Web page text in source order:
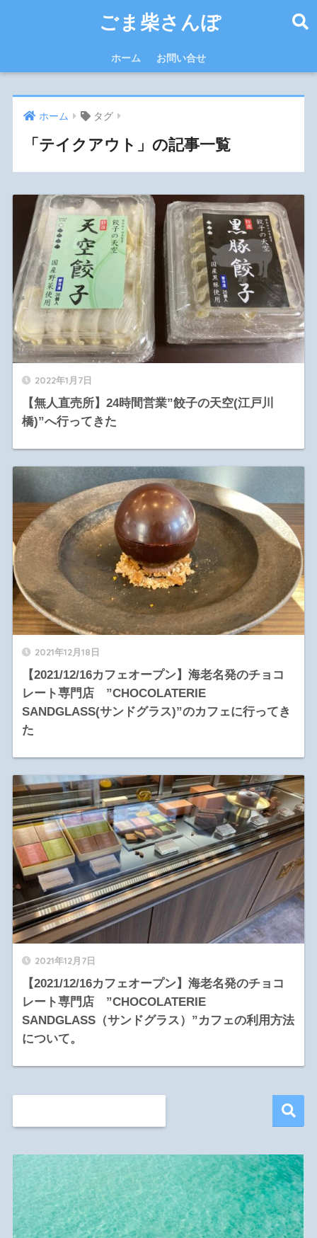
ごま柴さんぽ
ホーム お問い合せ
ホーム タグ
「テイクアウト」の記事一覧
2022年1月7日
【無人直売所】24時間営業”餃子の天空(江戸川
橋)”へ行ってきた
2021年12月18日
【2021/12/16カフェオープン】海老名発のチョコ
レート専門店 ”CHOCOLATERIE
SANDGLASS(サンドグラス)”のカフェに行ってき
た
2021年12月7日
【2021/12/16カフェオープン】海老名発のチョコ
レート専門店 ”CHOCOLATERIE
SANDGLASS（サンドグラス）”カフェの利用方法
について。